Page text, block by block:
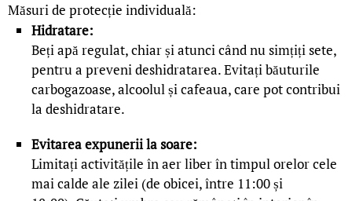
Măsuri de protecție individuală:
Hidratare:
Beți apă regulat, chiar și atunci când nu simțiți sete,
pentru a preveni deshidratarea.Evitați băuturile
carbogazoase, alcoolul și cafeaua, care pot contribui
la deshidratare.
Evitarea expunerii la soare:
Limitați activitățile în aer liber în timpul orelor cele
mai calde ale zilei (de obicei, între 11:00 și